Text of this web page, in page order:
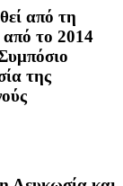
από τη
το 2014
της